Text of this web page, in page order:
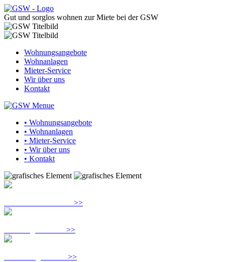
Gut und sorglos wohnen zur Miete bei der GSW
Wohnungsangebote
Wohnanlagen
Mieter-Service
Wir über uns
Kontakt
• Wohnungsangebote
• Wohnanlagen
• Mieter-Service
• Wir über uns
• Kontakt
>>
>>
>>